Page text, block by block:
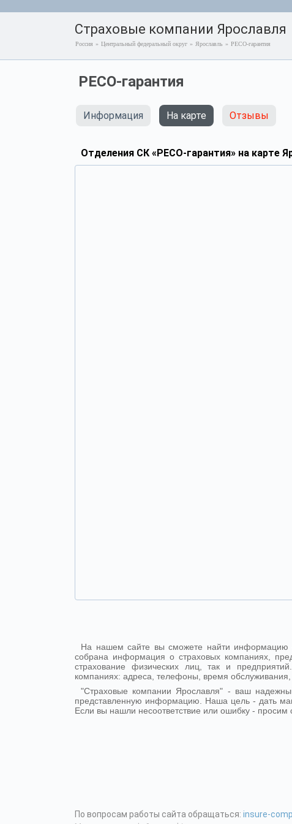
Страховые компании Ярославля
Россия » Центральный федеральный округ » Ярославль » РЕСО-гарантия
РЕСО-гарантия
Информация На карте Отзывы
Отделения СК «РЕСО-гарантия» на карте
На нашем сайте вы сможете найти информацию
собрана информация о страховых компаниях,
страхование физических лиц, так и
компаниях: адреса, телефоны, время обслуживания,
"Страховые компании Ярославля" - ваш
представленную информацию. Наша цель - дать
Если вы нашли несоответствие или ошибку -
По вопросам работы сайта обращаться: insure-